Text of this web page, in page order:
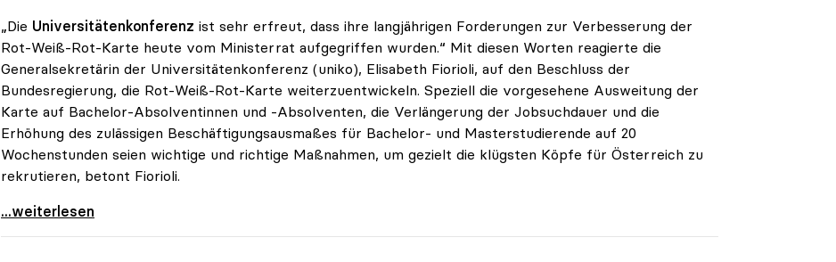
„Die Universitätenkonferenz ist sehr erfreut, dass ihre langjährigen Forderungen zur Verbesserung der
Rot-Weiß-Rot-Karte heute vom Ministerrat aufgegriffen wurden.“ Mit diesen Worten reagierte die
Generalsekretärin der Universitätenkonferenz (uniko), Elisabeth Fiorioli, auf den Beschluss der
Bundesregierung, die Rot-Weiß-Rot-Karte weiterzuentwickeln. Speziell die vorgesehene Ausweitung der
Karte auf Bachelor-Absolventinnen und -Absolventen, die Verlängerung der Jobsuchdauer und die
Erhöhung des zulässigen Beschäftigungsausmaßes für Bachelor- und Masterstudierende auf 20
Wochenstunden seien wichtige und richtige Maßnahmen, um gezielt die klügsten Köpfe für Österreich zu
rekrutieren, betont Fiorioli.
RWR-Karte: „Ministerrat greift Forderungen der
...weiterlesen